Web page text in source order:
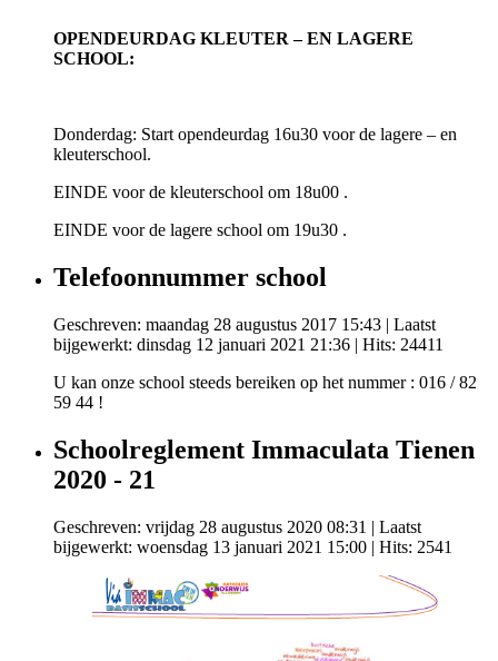
OPENDEURDAG KLEUTER – EN LAGERE
SCHOOL:
Donderdag: Start opendeurdag 16u30 voor de lagere – en
kleuterschool.
EINDE voor de kleuterschool om 18u00 .
EINDE voor de lagere school om 19u30 .
Telefoonnummer school
Geschreven: maandag 28 augustus 2017 15:43 | Laatst
bijgewerkt: dinsdag 12 januari 2021 21:36 | Hits: 24411
U kan onze school steeds bereiken op het nummer : 016 / 82
59 44 !
Schoolreglement Immaculata Tienen
2020 - 21
Geschreven: vrijdag 28 augustus 2020 08:31 | Laatst
bijgewerkt: woensdag 13 januari 2021 15:00 | Hits: 2541